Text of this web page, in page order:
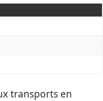
transports en